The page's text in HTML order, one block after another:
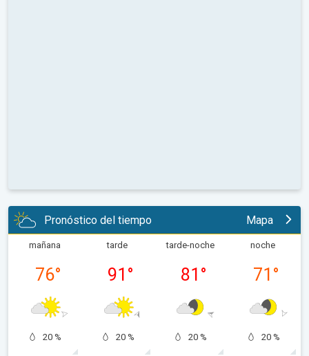
Pronóstico del tiempo Mapa
mañana
76°
20 %
tarde
91 °
20 %
tarde-noche
81 °
20 %
noche
71 °
20 %